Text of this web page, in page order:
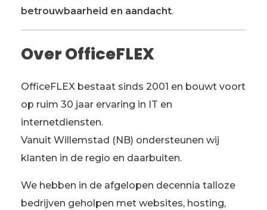
betrouwbaarheid en aandacht.
Over OfficeFLEX
OfficeFLEX bestaat sinds 2001 en bouwt voort
op ruim 30 jaar ervaring in IT en
internetdiensten.
Vanuit Willemstad (NB) ondersteunen wij
klanten in de regio en daarbuiten.
We hebben in de afgelopen decennia talloze
bedrijven geholpen met websites, hosting,